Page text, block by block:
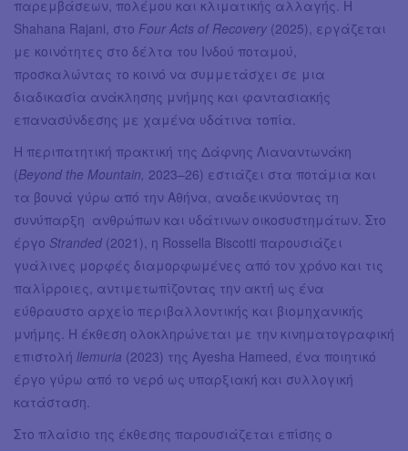
παρεμβάσεων, πολέμου και κλιματικής αλλαγής. Η
Shahana Rajani, στο Four Acts of Recovery (2025), εργάζεται
με κοινότητες στο δέλτα του Ινδού ποταμού,
προσκαλώντας το κοινό να συμμετάσχει σε μια
διαδικασία ανάκλησης μνήμης και φαντασιακής
επανασύνδεσης με χαμένα υδάτινα τοπία.
Η περιπατητική πρακτική της Δάφνης Λιαναντωνάκη
(Beyond the Mountain, 2023–26) εστιάζει στα ποτάμια και
τα βουνά γύρω από την Αθήνα, αναδεικνύοντας τη
συνύπαρξη ανθρώπων και υδάτινων οικοσυστημάτων. Στο
έργο Stranded (2021), η Rossella Biscotti παρουσιάζει
γυάλινες μορφές διαμορφωμένες από τον χρόνο και τις
παλίρροιες, αντιμετωπίζοντας την ακτή ως ένα
εύθραυστο αρχείο περιβαλλοντικής και βιομηχανικής
μνήμης. Η έκθεση ολοκληρώνεται με την κινηματογραφική
επιστολή llemuria (2023) της Ayesha Hameed, ένα ποιητικό
έργο γύρω από το νερό ως υπαρξιακή και συλλογική
κατάσταση.
Στο πλαίσιο της έκθεσης παρουσιάζεται επίσης ο